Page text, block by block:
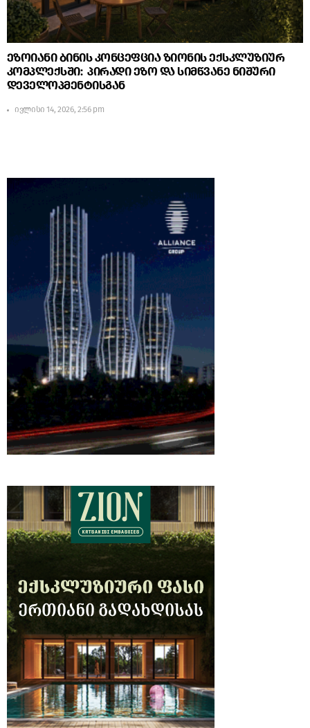
ეზოიანი ბინის კონცეფცია ზიონის ექსკლუზიურ
კომპლექსში: პირადი ეზო და სიმწვანე ნიშური
დეველოპმენტისგან
ივლისი 14, 2026, 2:56 pm